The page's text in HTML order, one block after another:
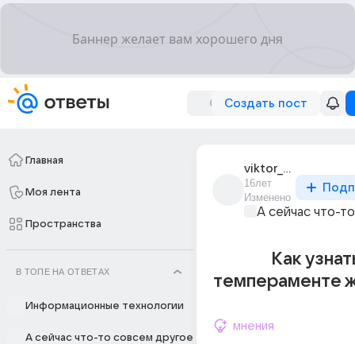
Создать пост
Главная
Моя лента
Пространства
В ТОПЕ НА ОТВЕТАХ
Информационные технологии
А сейчас что-то совсем другое
viktor_10325
16лет
Изменено
А сейчас что-
Как
темпераменте
мнения